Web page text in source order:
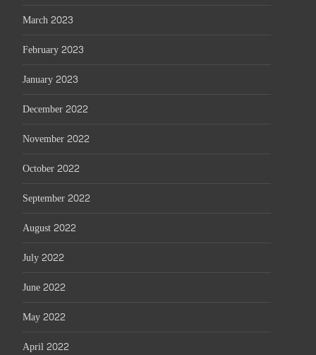
March 2023
February 2023
January 2023
December 2022
November 2022
October 2022
September 2022
August 2022
July 2022
June 2022
May 2022
April 2022